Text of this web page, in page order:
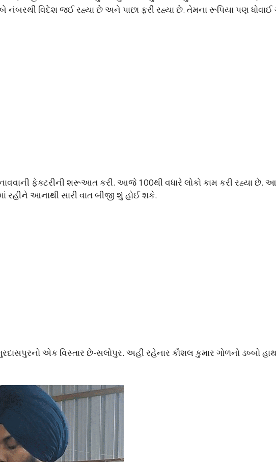
વિદેશ જઈ રહ્યા છે અને પાછા ફરી રહ્યા છે. તેમના રૂપિયા પણ ધોવાઈ
ફેક્ટરીની શરૂઆત કરી. આજે 100થી વધારે લોકો કામ કરી રહ્યા છે.
રહીને આનાથી સારી વાત બીજી શું હોઈ શકે.
એક વિસ્તાર છે-સલોપુર. અહીં રહેનાર કૌશલ કુમાર ગોળનો ડબ્બો